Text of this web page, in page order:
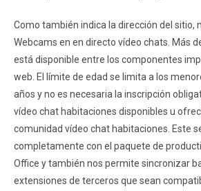
Como también indica la dirección del sitio,
Webcams en en directo vídeo chats. Más
está disponible entre los componentes
web. El límite de edad se limita a los
años y no es necesaria la inscripción
vídeo chat habitaciones disponibles u
comunidad vídeo chat habitaciones. Este
completamente con el paquete de
Office y también nos permite sincronizar
extensiones de terceros que sean